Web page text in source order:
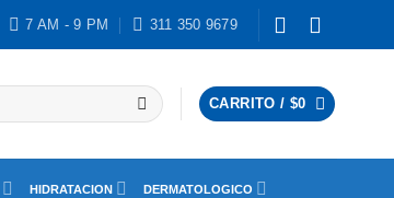
7 AM - 9 PM 311 350 9679
CARRITO / $0
HIDRATACION DERMATOLOGICO